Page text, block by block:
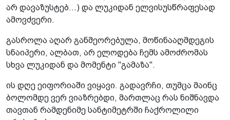
არ დავაზუსტებ...) და ლუკიდან ელვისუსწრაფესად
ამოვძვერი.
გასროლა აღარ განმეორებულა, მოწინააღმდეგის
სნაიპერი, ალბათ, არ ელოდება ჩემს ამოძრომას
სხვა ლუკიდან და მომენტი "გამაზა".
ის დღე ეიფორიაში ვიყავი. გადავრჩი, თუმცა მაინც
ბოლომდე ვერ ვიაზრებდი, მართლაც რას ნიშნავდა
თავთან რამდენიმე სანტიმეტრში ჩაქროლილი